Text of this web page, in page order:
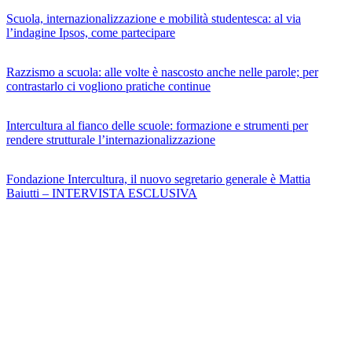
Scuola, internazionalizzazione e mobilità studentesca: al via
l’indagine Ipsos, come partecipare
Razzismo a scuola: alle volte è nascosto anche nelle parole; per
contrastarlo ci vogliono pratiche continue
Intercultura al fianco delle scuole: formazione e strumenti per
rendere strutturale l’internazionalizzazione
Fondazione Intercultura, il nuovo segretario generale è Mattia
Baiutti – INTERVISTA ESCLUSIVA